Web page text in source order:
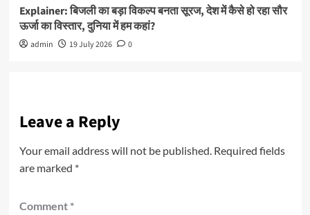
Explainer: बिजली का बड़ा विकल्प बनता सूरज, देश में कैसे हो रहा सौर
ऊर्जा का विस्तार, दुनिया में हम कहां?
admin 19 July 2026 0
Leave a Reply
Your email address will not be published. Required fields
are marked *
Comment *